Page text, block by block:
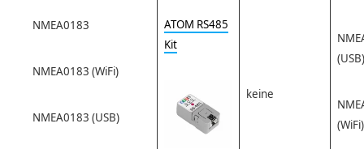
NMEA0183
NMEA0183 (WiFi)
NMEA0183 (USB)
ATOM RS485
Kit
keine
(USB)
(WiFi)